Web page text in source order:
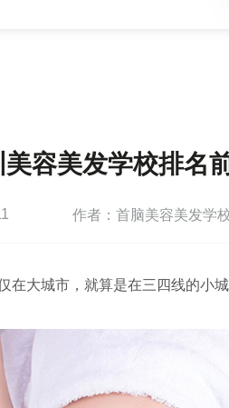
美容美发学校排名
作者：首脑美容美发学
大城市，就算是在三四线的小